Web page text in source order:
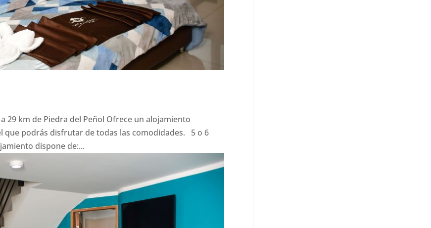
29 km de Piedra del Peñol Ofrece un alojamiento
que podrás disfrutar de todas las comodidades. 5 o 6
dispone de:...